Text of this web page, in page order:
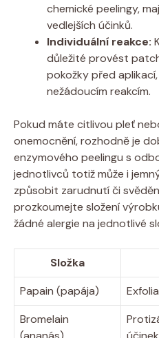
chemické peelingy,
vedlejších účinků.
Individuální reakce:
důležité provést
pokožky před
nežádoucím reakcím.
Pokud máte citlivou pleť
onemocnění, rozhodně je
enzymového peelingu s
jednotlivců totiž může i
způsobit zarudnutí či
prozkoumejte složení
žádné alergie na jednotlivé
Složka
Papain (papája)
Bromelain